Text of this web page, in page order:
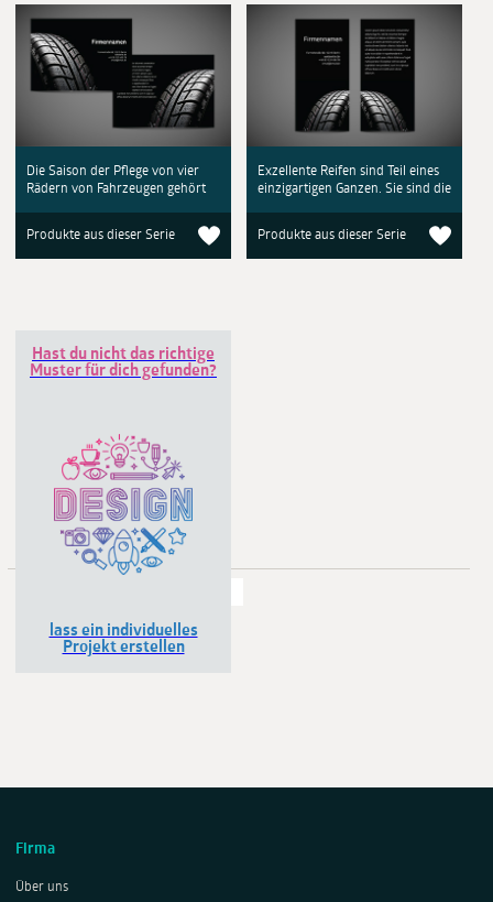
Die Saison der Pflege von vier
Rädern von Fahrzeugen gehört
Produkte aus dieser Serie
Exzellente Reifen sind Teil eines
einzigartigen Ganzen. Sie sind die
Produkte aus dieser Serie
Hast du nicht das richtige
Muster für dich gefunden?
lass ein individuelles
Projekt erstellen
Firma
Über uns